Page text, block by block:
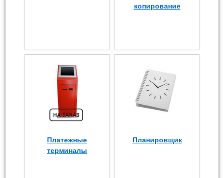
копирование
Платежные
терминалы
Планировщик